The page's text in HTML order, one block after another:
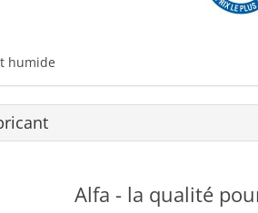
humide
Alfa - la qualité